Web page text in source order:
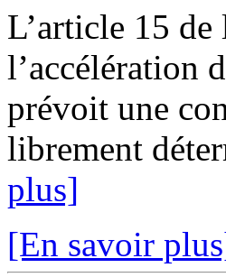
L’article 15
l’accélération
prévoit une
librement
plus]
[En savoir